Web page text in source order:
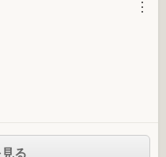
︙
る